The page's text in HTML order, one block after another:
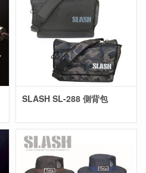
SLASH SL-288 側背包